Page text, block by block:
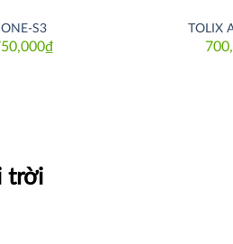
ONE-S3
₫
TOLIX
trời